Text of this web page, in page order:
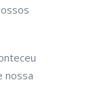
nossa